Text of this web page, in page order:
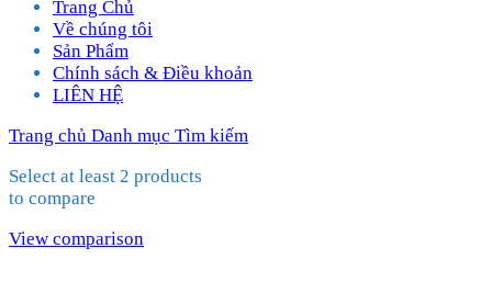
Trang Chủ
Về chúng tôi
Sản Phẩm
Chính sách & Điều khoản
LIÊN HỆ
Trang chủ Danh mục Tìm kiếm
Select at least 2 products
to compare
View comparison